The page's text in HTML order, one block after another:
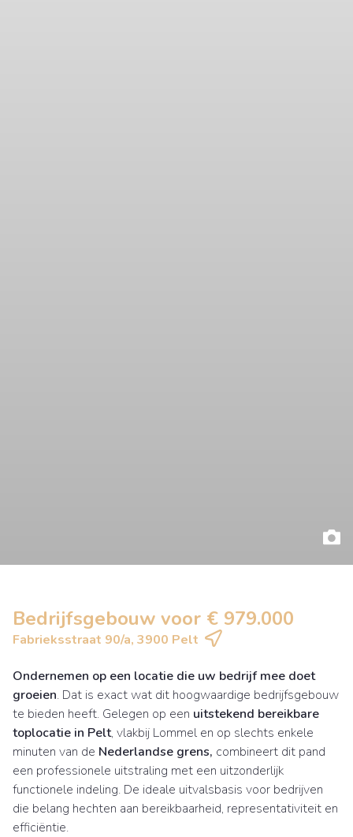
Bedrijfsgebouw voor € 979.000
Fabrieksstraat 90/a, 3900 Pelt
Ondernemen op een locatie die uw bedrijf mee doet
groeien. Dat is exact wat dit hoogwaardige bedrijfsgebouw
te bieden heeft. Gelegen op een uitstekend bereikbare
toplocatie in Pelt, vlakbij Lommel en op slechts enkele
minuten van de Nederlandse grens, combineert dit pand
een professionele uitstraling met een uitzonderlijk
functionele indeling. De ideale uitvalsbasis voor bedrijven
die belang hechten aan bereikbaarheid, representativiteit en
efficiëntie.